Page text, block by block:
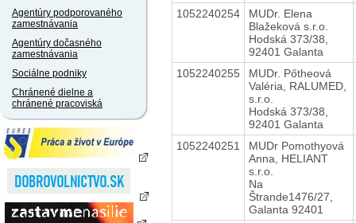
Agentúry podporovaného
zamestnávania
Agentúry dočasného
zamestnávania
Sociálne podniky
Chránené dielne a
chránené pracoviská
1052240254
MUDr. Elena
Blažeková s.r.o.
Hodská 373/38,
92401 Galanta
1052240255
MUDr. Pőtheová
Valéria, RALUMED,
s.r.o.
Hodská 373/38,
92401 Galanta
1052240251
MUDr Pomothyová
Anna, HELIANT
s.r.o.
Na
Štrande1476/27,
Galanta 92401